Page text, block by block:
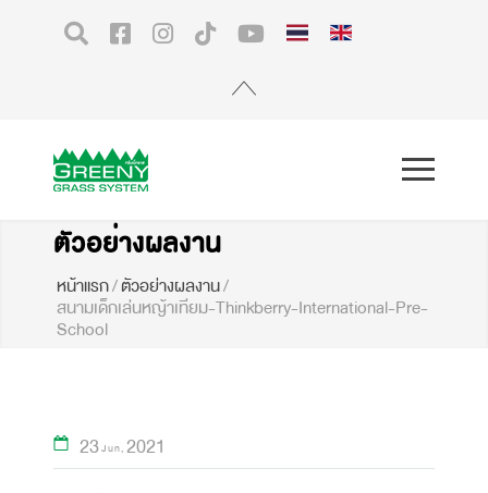
ตัวอย่างผลงาน
หน้าแรก/ตัวอย่างผลงาน/
สนามเด็กเล่นหญ้าเทียม-Thinkberry-International-Pre-
School
23Jun 2021